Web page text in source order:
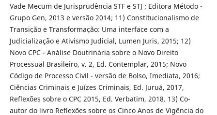
Vade Mecum de Jurisprudência STF e STJ ; Editora Método -
Grupo Gen, 2013 e versão 2014; 11) Constitucionalismo de
Transição e Transformação: Uma interface com a
Judicialização e Ativismo Judicial, Lumen Juris, 2015; 12)
Novo CPC - Análise Doutrinária sobre o Novo Direito
Processual Brasileiro, v. 2, Ed. Contemplar, 2015; Novo
Código de Processo Civil - versão de Bolso, Imediata, 2016;
Ciências Criminais e Juízes Criminais, Ed. Juruá, 2017,
Reflexões sobre o CPC 2015, Ed. Verbatim, 2018. 13) Co-
autor do livro Reflexões sobre os Cinco Anos de Vigência do